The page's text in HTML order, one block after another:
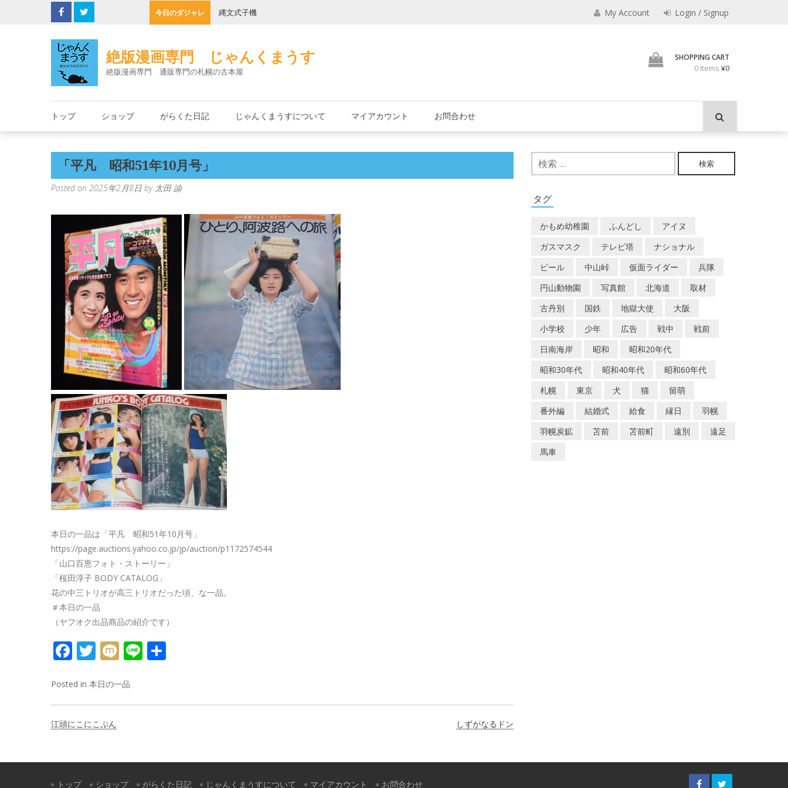
今日のダジャレ 縄文式子機 君とよくこの店でみの
My Account Login / Signup
絶版漫画専門 じゃんくまうす
絶版漫画専門 通販専門の札幌の古本屋
SHOPPING CART
0 Items ¥0
トップ ショップ がらくた日記 じゃんくまうすについて マイアカウント お問合わせ
「平凡 昭和51年10月号」
Posted on 2025年2月8日 by 太田 諭
本日の一品は「平凡 昭和51年10月号」
https://page.auctions.yahoo.co.jp/jp/auction/p1172574544
「山口百恵フォト・ストーリー」
「桜田淳子 BODY CATALOG」
花の中三トリオが高三トリオだった頃、な一品。
＃本日の一品
（ヤフオク出品商品の紹介です）
FACEBOOK
TWITTER
MIXILINE
Posted in 本日の一品
ビ
江頭にこにこぷん しずがなるドン
検
索:
タグ
かもめ幼稚園 ふんどし
アイヌ
ガスマスク
テレビ塔
ナショナル
ビール
中山峠 仮面ライダー
兵隊
円山動物園
写真館 北海道
取材
古丹別
国鉄 地獄大使
大阪
小学校
少年 広告 戦中
戦前
日南海岸
昭和
昭和20年代
昭和30年代
昭和40年代
昭和60年代
札幌
東京 犬 猫
留萌
番外編
結婚式 給食 縁日
羽幌
羽幌炭鉱
苫前 苫前町 遠別
遠足
馬車
トップ ショップ がらくた日記 じゃんくまうすについて マイアカウント お問合わせ